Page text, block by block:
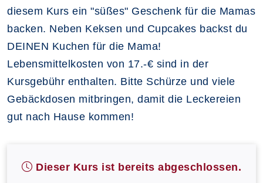
diesem Kurs ein "süßes" Geschenk für die Mamas
backen. Neben Keksen und Cupcakes backst du
DEINEN Kuchen für die Mama!
Lebensmittelkosten von 17.-€ sind in der
Kursgebühr enthalten. Bitte Schürze und viele
Gebäckdosen mitbringen, damit die Leckereien
gut nach Hause kommen!
Dieser Kurs ist bereits abgeschlossen.